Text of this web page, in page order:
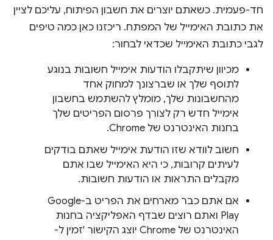
חד-פעמית. כשאתם יוצרים את חשבון הפיתוח, עליכם לציין
את כתובת האימייל של המפתח. ריכזנו כאן כמה טיפים
לגבי כתובת האימייל שכדאי לבחור:
מכיוון שיתקבלו הודעות אימייל חשובות בנוגע
לתוסף שלך או שברצונך למחוק אחד
מהחשבונות שלך, מומלץ להשתמש בחשבון
אימייל חדש רק לצורך פרסום הפריטים שלך
בחנות האינטרנט של Chrome.
חשוב לוודא שזו הודעת אימייל שאתם בודקים
לעיתים קרובות, כי היא האימייל שבו אתם
מקבלים התראות או הודעות חשובות.
אם אתם כבר מארחים את הפריט ב-Google
Play ואתם רוצים שבדף האפליקציה בחנות
האינטרנט של Chrome יוצג הקישור 'זמין ל-